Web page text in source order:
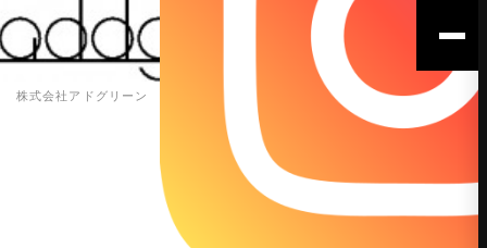
株式会社アドグリーン